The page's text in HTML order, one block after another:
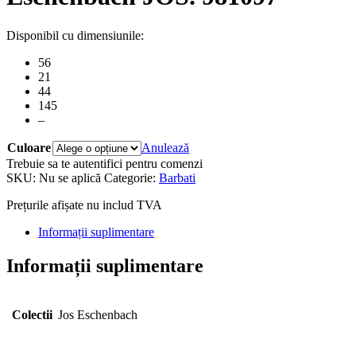
Disponibil cu dimensiunile:
56
21
44
145
–
Culoare
Anulează
Trebuie sa te autentifici pentru comenzi
SKU: Nu se aplică Categorie: Barbati
Prețurile afișate nu includ TVA
Informații suplimentare
Informații suplimentare
Colectii Jos Eschenbach